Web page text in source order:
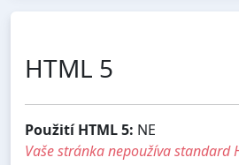
HTML 5
Použití HTML 5: NE
Vaše stránka nepoužíva standard